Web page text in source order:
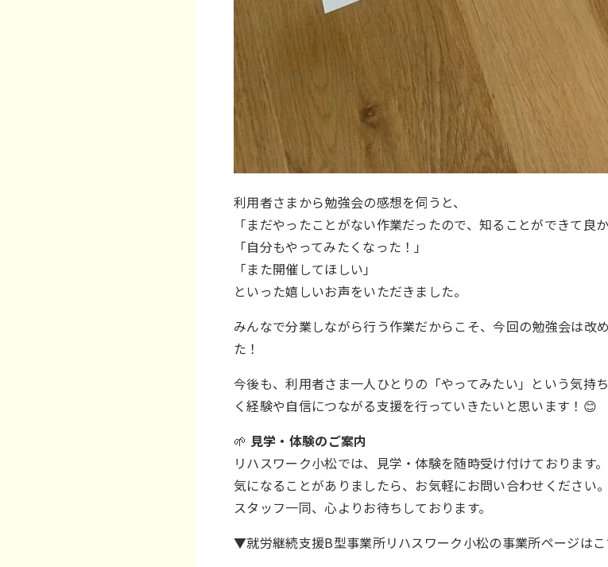
利用者さまから勉強会の感想を伺うと、
「まだやったことがない作業だったので、知ることができて良か
「自分もやってみたくなった！」
「また開催してほしい」
といった嬉しいお声をいただきました。
みんなで分業しながら行う作業だからこそ、今回の勉強会は改
た！
今後も、利用者さま一人ひとりの「やってみたい」という気持
く経験や自信につながる支援を行っていきたいと思います！😊
🌱 見学・体験のご案内
リハスワーク小松では、見学・体験を随時受け付けております。
気になることがありましたら、お気軽にお問い合わせください。
スタッフ一同、心よりお待ちしております。
▼就労継続支援B型事業所リハスワーク小松の事業所ページはこ